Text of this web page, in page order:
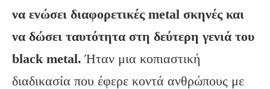
να ενώσει διαφορετικές metal σκηνές και
να δώσει ταυτότητα στη δεύτερη γενιά του
black metal. Ήταν μια κοπιαστική
διαδικασία που έφερε κοντά ανθρώπους με